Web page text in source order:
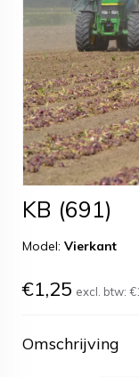
KB (691)
Model: Vierkant
€1,25 excl. btw:
Omschrijving